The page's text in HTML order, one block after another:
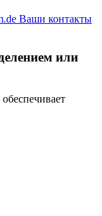
Ваши контакты
или